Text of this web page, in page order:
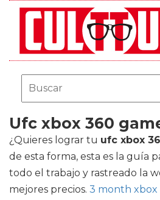
Ufc xbox 360
¿Quieres lograr tu ufc xbox
de esta forma, esta es la guía
todo el trabajo y rastreado la
mejores precios. 3 month xbox